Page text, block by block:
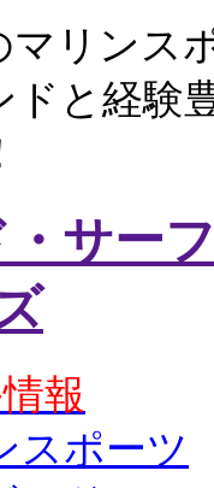
マリンス
ドと経験
報
スポーツ